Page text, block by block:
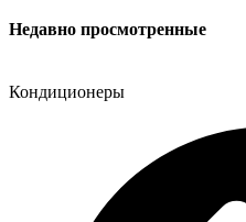
Недавно просмотренные
Кондиционеры